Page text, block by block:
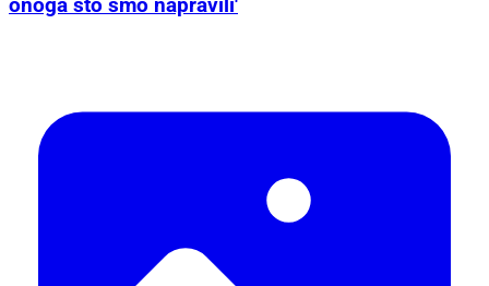
onoga što smo napravili'